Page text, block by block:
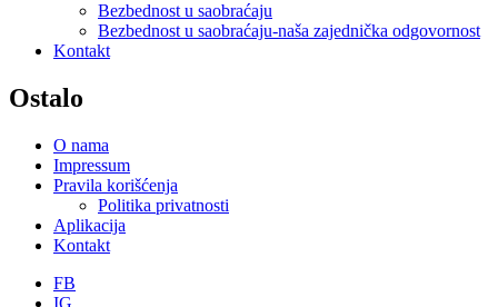
Bezbednost u saobraćaju
Bezbednost u saobraćaju-naša zajednička odgovornost
Kontakt
Ostalo
O nama
Impressum
Pravila korišćenja
Politika privatnosti
Aplikacija
Kontakt
FB
IG